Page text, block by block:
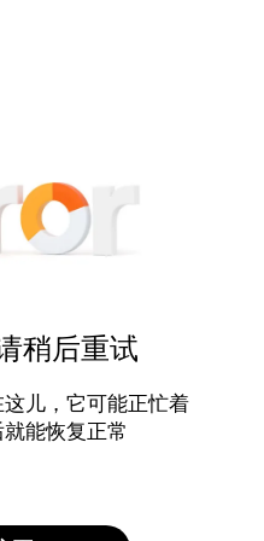
稍后重试
儿，它可能正忙着
能恢复正常